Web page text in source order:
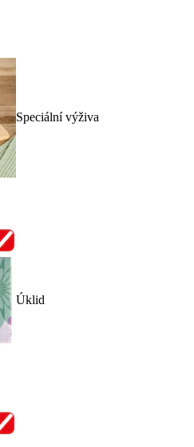
Speciální výživa
Úklid